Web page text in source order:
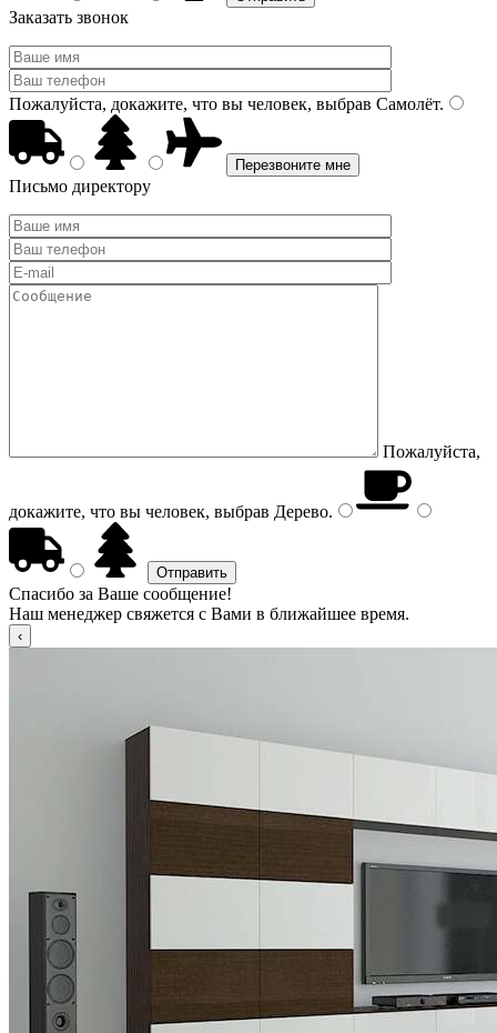
Заказать звонок
Пожалуйста, докажите, что вы человек, выбрав Самолёт.
Письмо директору
Пожалуйста,
докажите, что вы человек, выбрав Дерево.
Спасибо за Ваше сообщение!
Наш менеджер свяжется с Вами в ближайшее время.